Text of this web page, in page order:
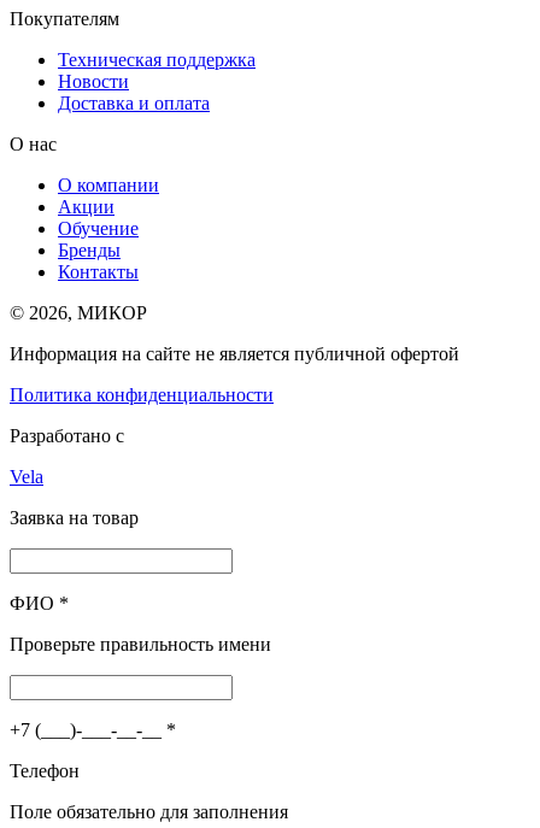
Покупателям
Техническая поддержка
Новости
Доставка и оплата
О нас
О компании
Акции
Обучение
Бренды
Контакты
© 2026, МИКОР
Информация на сайте не является публичной офертой
Политика конфиденциальности
Разработано с
Vela
Заявка на товар
ФИО *
Проверьте правильность имени
+7 (___)-___-__-__ *
Телефон
Поле обязательно для заполнения